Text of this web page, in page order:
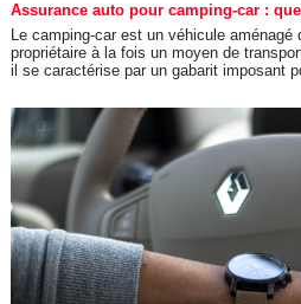
Assurance auto pour camping-car :
Le camping-car est un véhicule aménagé
propriétaire à la fois un moyen de
il se caractérise par un gabarit imposant